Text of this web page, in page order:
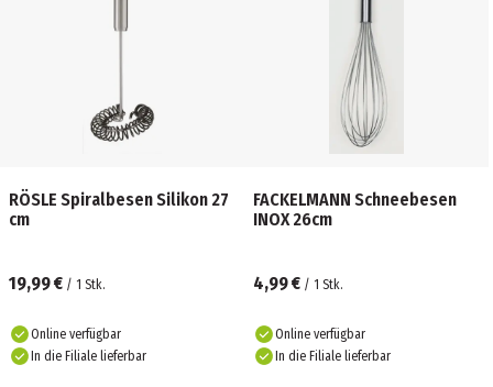
RÖSLE Spiralbesen Silikon 27
cm
19,99 € / 1 Stk.
Online verfügbar
In die Filiale lieferbar
FACKELMANN Schneebesen
INOX 26cm
4,99 € / 1 Stk.
Online verfügbar
In die Filiale lieferbar